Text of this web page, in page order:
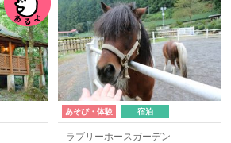
あそび・体験 宿泊
ラブリーホースガーデン